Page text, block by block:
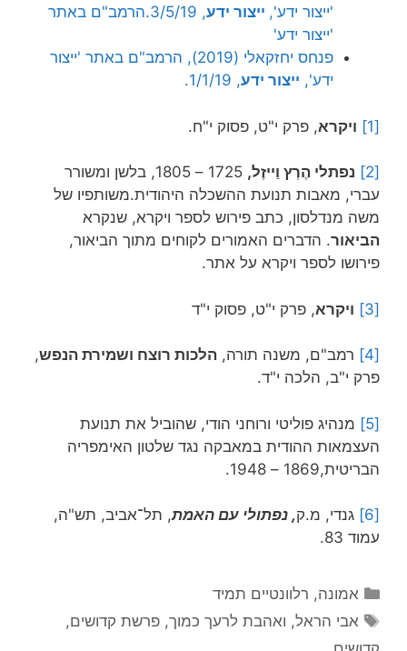
'ייצור ידע', ייצור ידע, 3/5/19.
הרמב"ם באתר
'ייצור ידע'
פנחס יחזקאלי (2019), הרמב"ם באתר 'ייצור
ידע', ייצור ידע, 1/1/19.
[1] ויקרא, פרק י"ט, פסוק י"ח.
[2] נפתלי הֶרְץ וַייזֶל,
1725 – 1805, בלשן ומשורר
עברי, מאבות תנועת ההשכלה היהודית.משותפיו של
משה מנדלסון, כתב פירוש לספר ויקרא, שנקרא
הביאור. הדברים האמורים לקוחים מתוך הביאור,
פירושו לספר ויקרא על אתר.
[3] ויקרא, פרק י"ט, פסוק י"ד
[4] רמב"ם, משנה תורה, הלכות רוצח ושמירת הנפש,
פרק י"ב, הלכה י"ד.
[5]
מנהיג פוליטי ורוחני הודי, שהוביל את תנועת
העצמאות ההודית במאבקה נגד שלטון האימפריה
הבריטית,1869 – 1948.
[6] גנדי, מ.ק, נפתולי עם האמת, תל־אביב, תש"ה,
עמוד 83.
קטגוריות
אמונה, רלוונטיים תמיד
תגיות
אבי הראל, ואהבת לרעך כמוך,פרשת קדושים,